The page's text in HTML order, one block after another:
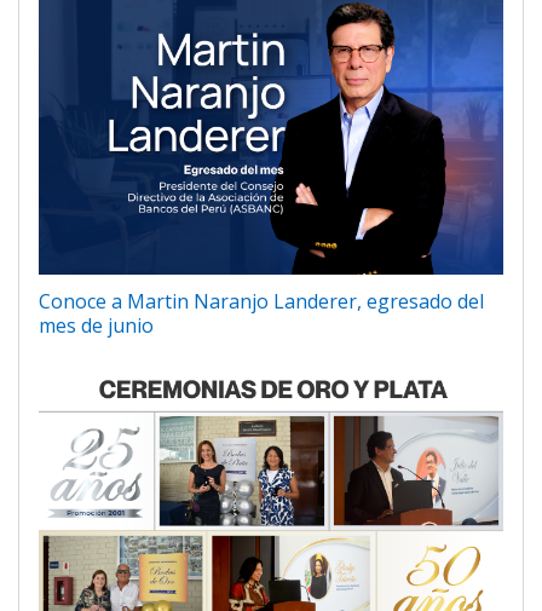
Conoce a Martin Naranjo Landerer, egresado del
mes de junio